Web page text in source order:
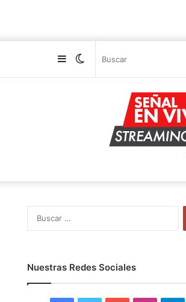
Switch
Sidebar
Nuestras Redes Sociales